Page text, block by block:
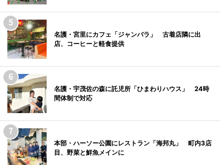
名護・宮里にカフェ「ジャンバラ」 古着店隣に出
店、コーヒーと軽食提供
名護・宇茂佐の森に託児所「ひまわりハウス」 24時
間体制で対応
本部・ハーソー公園にレストラン「海邦丸」 町内3店
目、野菜と鮮魚メインに